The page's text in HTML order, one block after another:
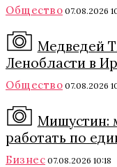
Общество 07.08.2026
Медведей
Ленобласти в
Общество 07.08.2026
Мишустин:
работать по
Бизнес 07.08.2026 10:18